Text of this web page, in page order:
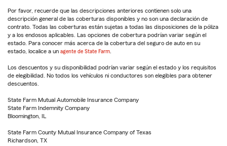
Por favor, recuerde que las descripciones anteriores contienen solo una
descripción general de las coberturas disponibles y no son una declaración de
contrato. Todas las coberturas están sujetas a todas las disposiciones de la póliza
y a los endosos aplicables. Las opciones de cobertura podrían variar según el
estado. Para conocer más acerca de la cobertura del seguro de auto en su
estado, localice a un agente de State Farm
Los descuentos y su disponibilidad podrían variar según el estado y los requisitos
de elegibilidad. No todos los vehículos ni conductores son elegibles para obtener
descuentos.
State Farm Mutual Automobile Insurance Company
State Farm Indemnity Company
Bloomington, IL
State Farm County Mutual Insurance Company of Texas
Richardson, TX